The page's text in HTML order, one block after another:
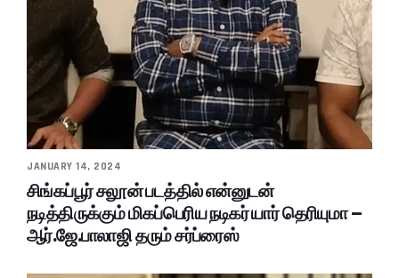
JANUARY 14, 2024
சிங்கப்பூர் சலூன் படத்தில் என்னுடன்
நடித்திருக்கும் மிகப்பெரிய நடிகர் யார் தெரியுமா –
ஆர்.ஜே.பாலாஜி தரும் சர்ப்ரைஸ்